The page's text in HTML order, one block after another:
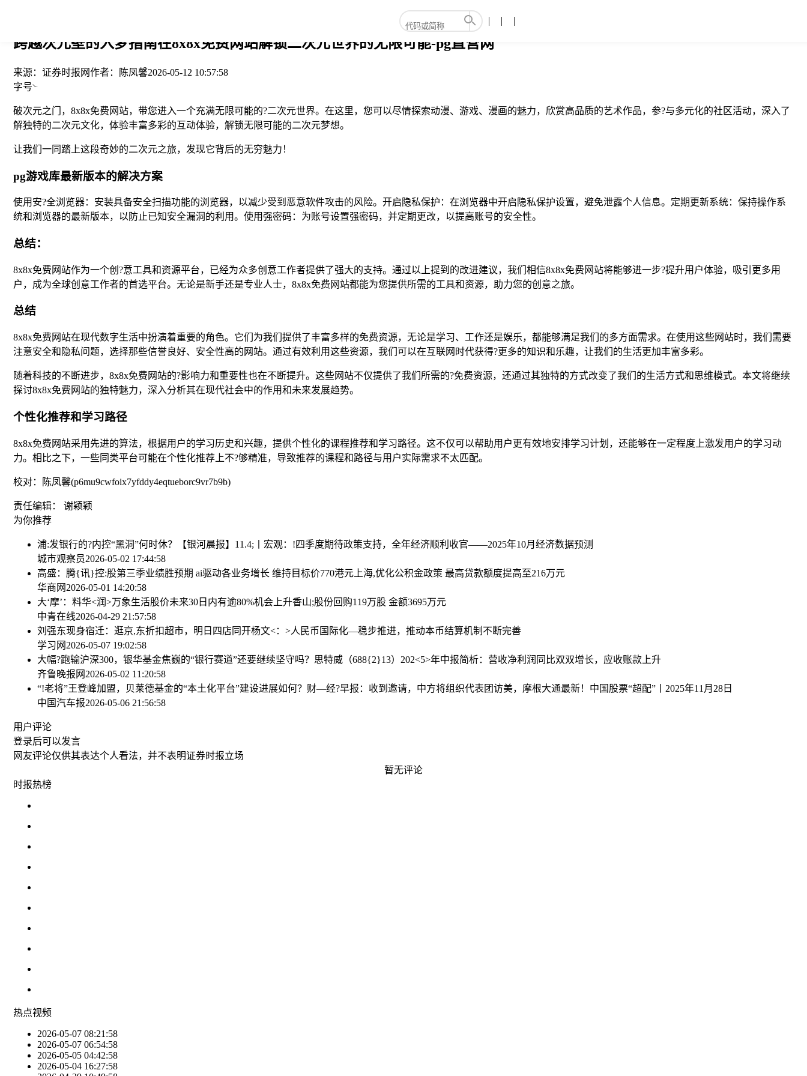
跨越次元壁的入梦指南在8x8x免费网站解锁二次元世界的无限可能-pg直营网
来源： 证券时报网作者： 陈凤馨2026-05-12 10:57:58
字号
破次元之门，8x8x免费网站，带您进入一个充满无限可能的?二次元世界。在这里，您可以尽情探索动漫、游戏、漫画的魅力，欣赏高品质的艺术作品，参?与多元化的社区活动，深入了
解独特的二次元文化，体验丰富多彩的互动体验，解锁无限可能的二次元梦想。
让我们一同踏上这段奇妙的二次元之旅，发现它背后的无穷魅力！
pg游戏库最新版本的解决方案
使用安?全浏览器：安装具备安全扫描功能的浏览器，以减少受到恶意软件攻击的风险。开启隐私保护：在浏览器中开启隐私保护设置，避免泄露个人信息。定期更新系统：保持操作系
统和浏览器的最新版本，以防止已知安全漏洞的利用。使用强密码：为账号设置强密码，并定期更改，以提高账号的安全性。
总结：
8x8x免费网站作为一个创?意工具和资源平台，已经为众多创意工作者提供了强大的支持。通过以上提到的改进建议，我们相信8x8x免费网站将能够进一步?提升用户体验，吸引更多用
户，成为全球创意工作者的首选平台。无论是新手还是专业人士，8x8x免费网站都能为您提供所需的工具和资源，助力您的创意之旅。
总结
8x8x免费网站在现代数字生活中扮演着重要的角色。它们为我们提供了丰富多样的免费资源，无论是学习、工作还是娱乐，都能够满足我们的多方面需求。在使用这些网站时，我们需要
注意安全和隐私问题，选择那些信誉良好、安全性高的网站。通过有效利用这些资源，我们可以在互联网时代获得?更多的知识和乐趣，让我们的生活更加丰富多彩。
随着科技的不断进步，8x8x免费网站的?影响力和重要性也在不断提升。这些网站不仅提供了我们所需的?免费资源，还通过其独特的方式改变了我们的生活方式和思维模式。本文将继续
探讨8x8x免费网站的独特魅力，深入分析其在现代社会中的作用和未来发展趋势。
个性化推荐和学习路径
8x8x免费网站采用先进的算法，根据用户的学习历史和兴趣，提供个性化的课程推荐和学习路径。这不仅可以帮助用户更有效地安排学习计划，还能够在一定程度上激发用户的学习动
力。相比之下，一些同类平台可能在个性化推荐上不?够精准，导致推荐的课程和路径与用户实际需求不太匹配。
校对：陈凤馨(p6mu9cwfoix7yfddy4eqtueborc9vr7b9b)
责任编辑： 谢颖颖
为你推荐
浦:发银行的?内控“黑洞”何时休？
【银河晨报】11.4;丨宏观：!四季度期待政策支持，全年经济顺利收官——2025年10月经济数据预测
城市观察员2026-05-02 17:44:58
高盛：腾{讯}控:股第三季业绩胜预期 ai驱动各业务增长 维持目标价770港元 上海,优化公积金政策 最高贷款额度提高至216万元
华商网 2026-05-01 14:20:58
大‘摩’：料华<润>万象生活股价未来30日内有逾80%机会上升香山;股份回购119万股 金额3695万元
中青在线2026-04-29 21:57:58
刘强东现身宿迁：逛京,东折扣超市，明日四店同开杨文<：>人民币国际化—稳步推进，推动本币结算机制不断完善
学习网 2026-05-07 19:02:58
大幅?跑输沪深300，银华基金焦巍的“银行赛道”还要继续坚守吗？ 思特威（688{2}13）202<5>年中报简析：营收净利润同比双双增长，应收账款上升
齐鲁晚报网 2026-05-02 11:20:58
“!老将”王登峰加盟，贝莱德基金的“本土化平台”建设进展如何？ 财—经?早报：收到邀请，中方将组织代表团访美，摩根大通最新！中国股票“超配”丨2025年11月28日
中国汽车报2026-05-06 21:56:58
用户评论
登录后可以发言
网友评论仅供其表达个人看法，并不表明证券时报立场
暂无评论
时报热榜
热点视频
2026-05-07 08:21:58
2026-05-07 06:54:58
2026-05-05 04:42:58
2026-05-04 16:27:58